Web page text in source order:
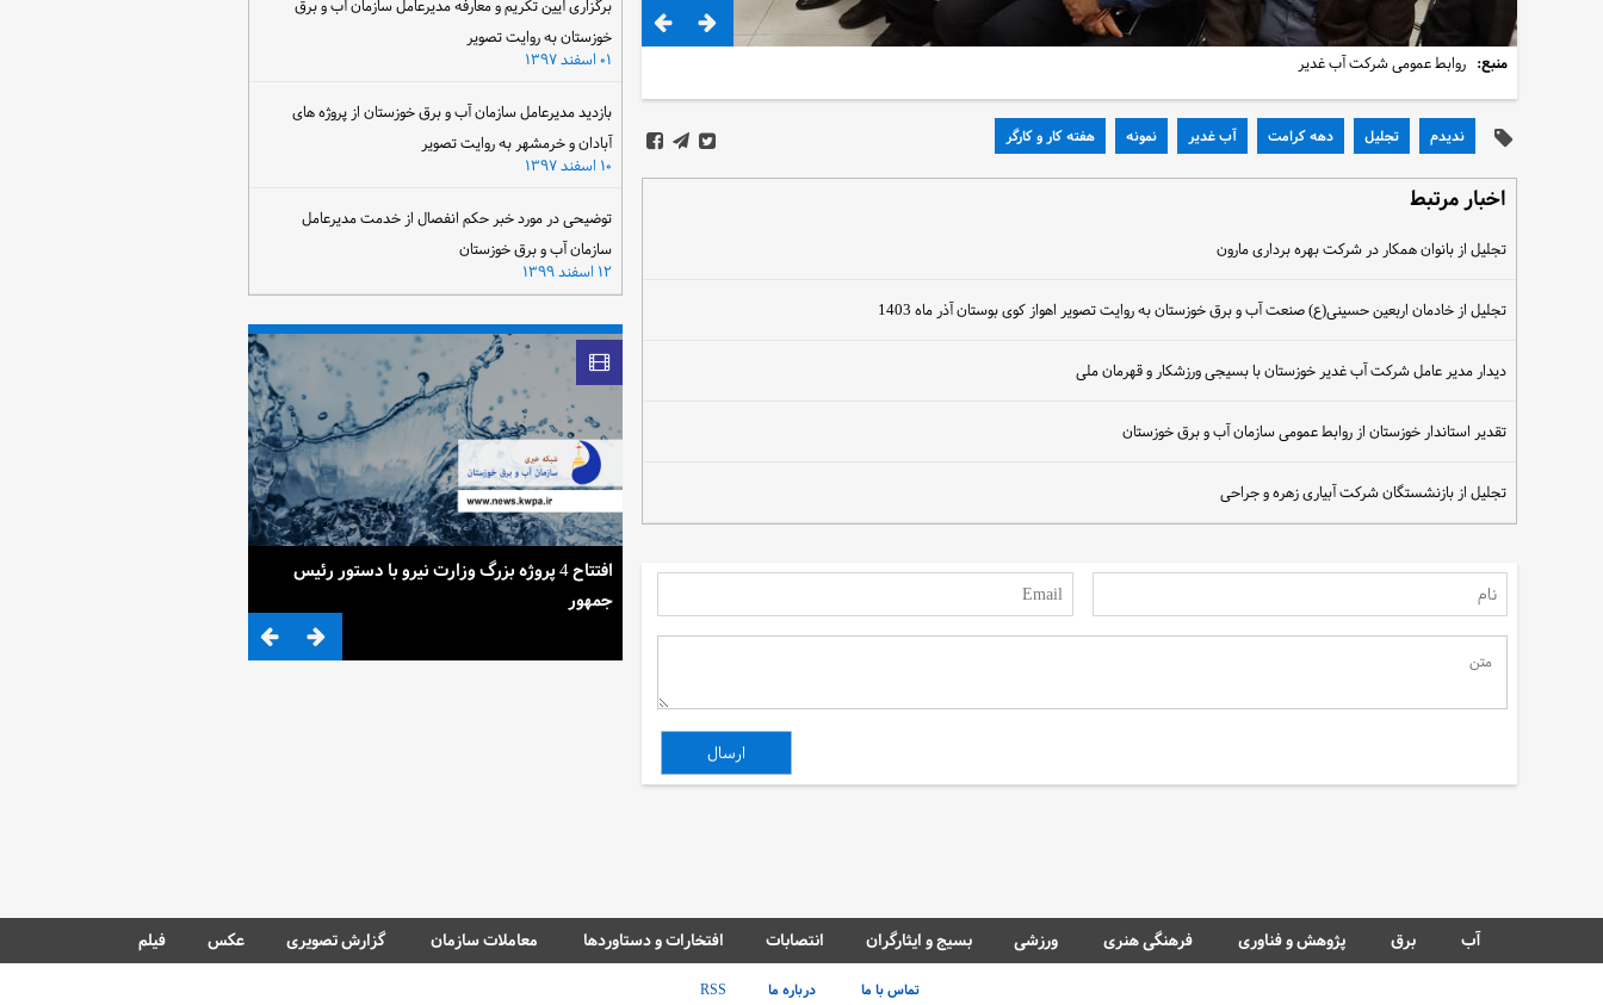
منبع: روابط عمومی شرکت آب غدیر
ندیدم تجلیل دهه کرامت آب غدیر نمونه هفته کار و کارگر
اخبار مرتبط
تجلیل از بانوان همکار در شرکت بهره برداری مارون
تجلیل از خادمان اربعین حسینی(ع) صنعت آب و برق خوزستان به روایت تصویر اهواز کوی بوستان آذر ماه 1403
دیدار مدیر عامل شرکت آب غدیر خوزستان با بسیجی ورزشکار و قهرمان ملی
تقدیر استاندار خوزستان از روابط عمومی سازمان آب و برق خوزستان
تجلیل از بازنشستگان شرکت آبیاری زهره و جراحی
برگزاری آیین تکریم و معارفه مدیرعامل سازمان آب و برق
خوزستان به روایت تصویر
۰۱ اسفند ۱۳۹۷
بازدید مدیرعامل سازمان آب و برق خوزستان از پروژه های
آبادان و خرمشهر به روایت تصویر
۱۰ اسفند ۱۳۹۷
توضیحی در مورد خبر حکم انفصال از خدمت مدیرعامل
سازمان آب و برق خوزستان
۱۲ اسفند ۱۳۹۹
افتتاح 4 پروژه بزرگ وزارت نیرو با دستور رئیس
جمهور
استمرار روشنایی خانه‌ها در گرمای تابستان سهم مردم در نجات آب
آب برق پژوهش و فناوری فرهنگی هنری ورزشی بسیج و ایثارگران انتصابات افتخارات و دستاوردها معاملات سازمان گزارش تصویری عکس فیلم
تماس با ما درباره ما RSS